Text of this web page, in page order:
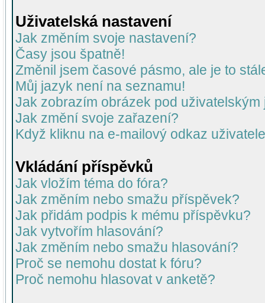
Uživatelská nastavení
Jak změním svoje nastavení?
Časy jsou špatně!
Změnil jsem časové pásmo, ale je to
Můj jazyk není na seznamu!
Jak zobrazím obrázek pod uživatelským
Jak změní svoje zařazení?
Když kliknu na e-mailový odkaz
Vkládání příspěvků
Jak vložím téma do fóra?
Jak změním nebo smažu příspěvek?
Jak přidám podpis k mému příspěvku?
Jak vytvořím hlasování?
Jak změním nebo smažu hlasování?
Proč se nemohu dostat k fóru?
Proč nemohu hlasovat v anketě?